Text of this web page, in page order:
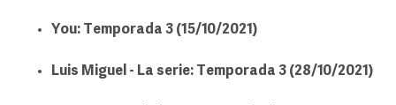
You: Temporada 3 (15/10/2021)
Luis Miguel - La serie: Temporada 3 (28/10/2021)